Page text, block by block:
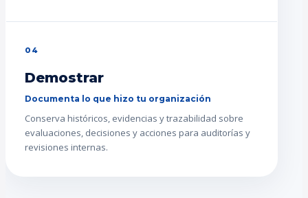
04
Demostrar
Documenta lo que hizo tu organización
Conserva históricos, evidencias y trazabilidad sobre
evaluaciones, decisiones y acciones para auditorías y
revisiones internas.